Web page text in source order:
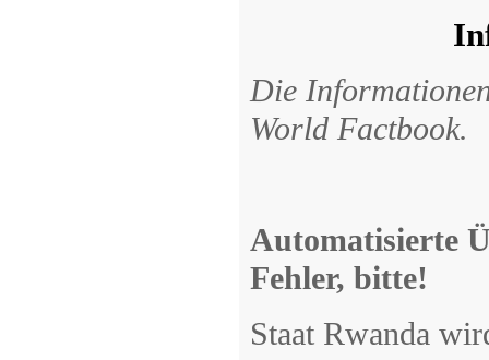
Die
World Factbook.
Automatisierte
Fehler, bitte!
Staat Rwanda